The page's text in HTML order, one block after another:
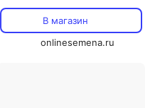
В магазин
onlinesemena.ru